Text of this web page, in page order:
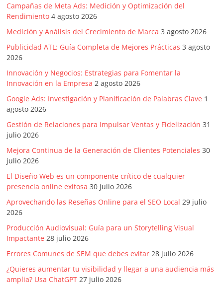
Campañas de Meta Ads: Medición y Optimización del
Rendimiento 4 agosto 2026
Medición y Análisis del Crecimiento de Marca 3 agosto 2026
Publicidad ATL: Guía Completa de Mejores Prácticas 3 agosto
2026
Innovación y Negocios: Estrategias para Fomentar la
Innovación en la Empresa 2 agosto 2026
Google Ads: Investigación y Planificación de Palabras Clave 1
agosto 2026
Gestión de Relaciones para Impulsar Ventas y Fidelización 31
julio 2026
Mejora Continua de la Generación de Clientes Potenciales 30
julio 2026
El Diseño Web es un componente crítico de cualquier
presencia online exitosa 30 julio 2026
Aprovechando las Reseñas Online para el SEO Local 29 julio
2026
Producción Audiovisual: Guía para un Storytelling Visual
Impactante 28 julio 2026
Errores Comunes de SEM que debes evitar 28 julio 2026
¿Quieres aumentar tu visibilidad y llegar a una audiencia más
amplia? Usa ChatGPT 27 julio 2026